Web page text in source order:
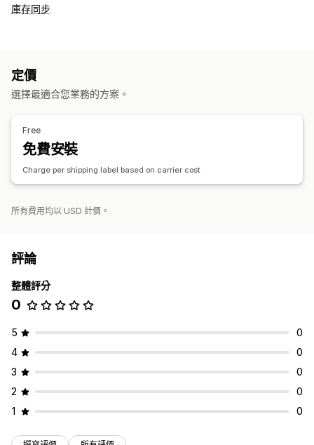
庫存同步
定價
選擇最適合您業務的方案。
Free
免費安裝
Charge per shipping label based on carrier cost
所有費用均以 USD 計價。
評論
整體評分
0
5
0
4
0
3
0
2
0
1
0